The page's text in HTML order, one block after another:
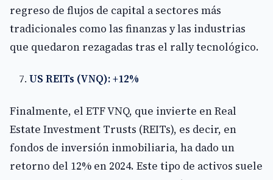
regreso de flujos de capital a sectores más
tradicionales como las finanzas y las industrias
que quedaron rezagadas tras el rally tecnológico.
US REITs (VNQ): +12%
Finalmente, el ETF VNQ, que invierte en Real
Estate Investment Trusts (REITs), es decir, en
fondos de inversión inmobiliaria, ha dado un
retorno del 12% en 2024. Este tipo de activos suele